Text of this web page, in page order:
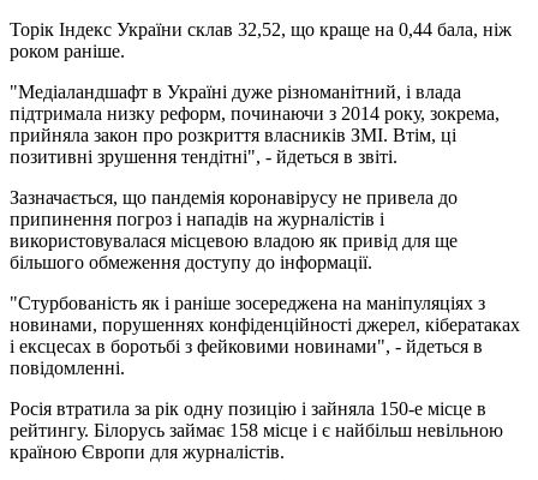
Торік Індекс України склав 32,52, що краще на 0,44 бала, ніж
роком раніше.
"Медіаландшафт в Україні дуже різноманітний, і влада
підтримала низку реформ, починаючи з 2014 року, зокрема,
прийняла закон про розкриття власників ЗМІ. Втім, ці
позитивні зрушення тендітні", - йдеться в звіті.
Зазначається, що пандемія коронавірусу не привела до
припинення погроз і нападів на журналістів і
використовувалася місцевою владою як привід для ще
більшого обмеження доступу до інформації.
"Стурбованість як і раніше зосереджена на маніпуляціях з
новинами, порушеннях конфіденційності джерел, кібератаках
і ексцесах в боротьбі з фейковими новинами", - йдеться в
повідомленні.
Росія втратила за рік одну позицію і зайняла 150-е місце в
рейтингу. Білорусь займає 158 місце і є найбільш невільною
країною Європи для журналістів.